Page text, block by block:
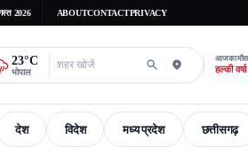
2026 ABOUTCONTACTPRIVACY
23°C
भोपाल
आज का
हल्की वर्षा
देश विदेश मध्य प्रदेश छत्तीसगढ़
madhaya-pradesh Chhattisgarh